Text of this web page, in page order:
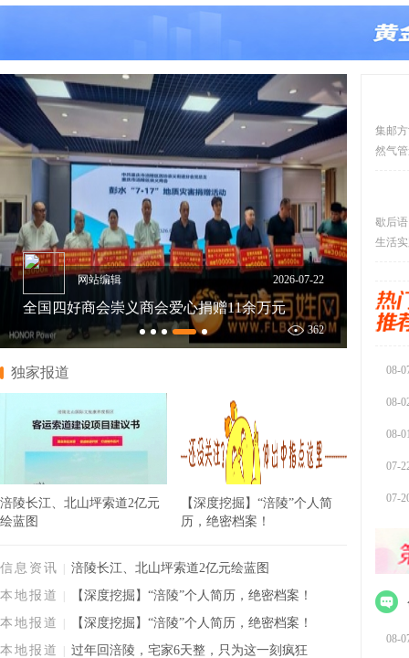
网站编辑 2026-07-22
全国四好商会崇义商会爱心捐赠11余万元
362
独家报道
涪陵长江、北山坪索道2亿元
绘蓝图
【深度挖掘】“涪陵”个人简
历，绝密档案！
信息资讯
涪陵长江、北山坪索道2亿元绘蓝图
本地报道
【深度挖掘】“涪陵”个人简历，绝密档案！
本地报道
【深度挖掘】“涪陵”个人简历，绝密档案！
本地报道
过年回涪陵，宅家6天整，只为这一刻疯狂
集邮
然气
歇后
生活
08-
08-
08-
07-
07-
08-